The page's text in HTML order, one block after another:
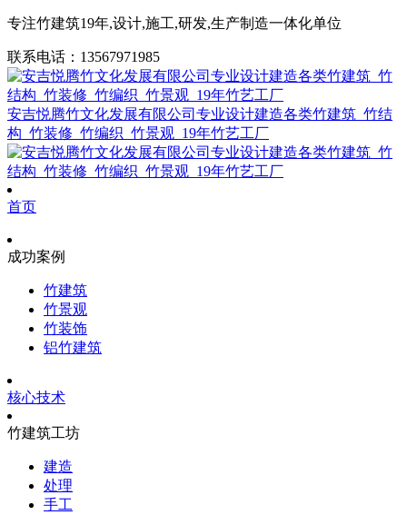
专注竹建筑19年,设计,施工,研发,生产制造一体化单位
联系电话：13567971985
安吉悦腾竹文化发展有限公司专业设计建造各类竹建筑_竹结
构_竹装修_竹编织_竹景观_19年竹艺工厂
首页
成功案例
竹建筑
竹景观
竹装饰
铝竹建筑
核心技术
竹建筑工坊
建造
处理
手工